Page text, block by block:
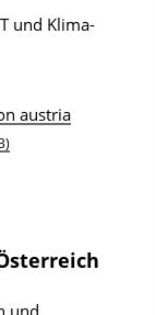
und Klima-
austria
und